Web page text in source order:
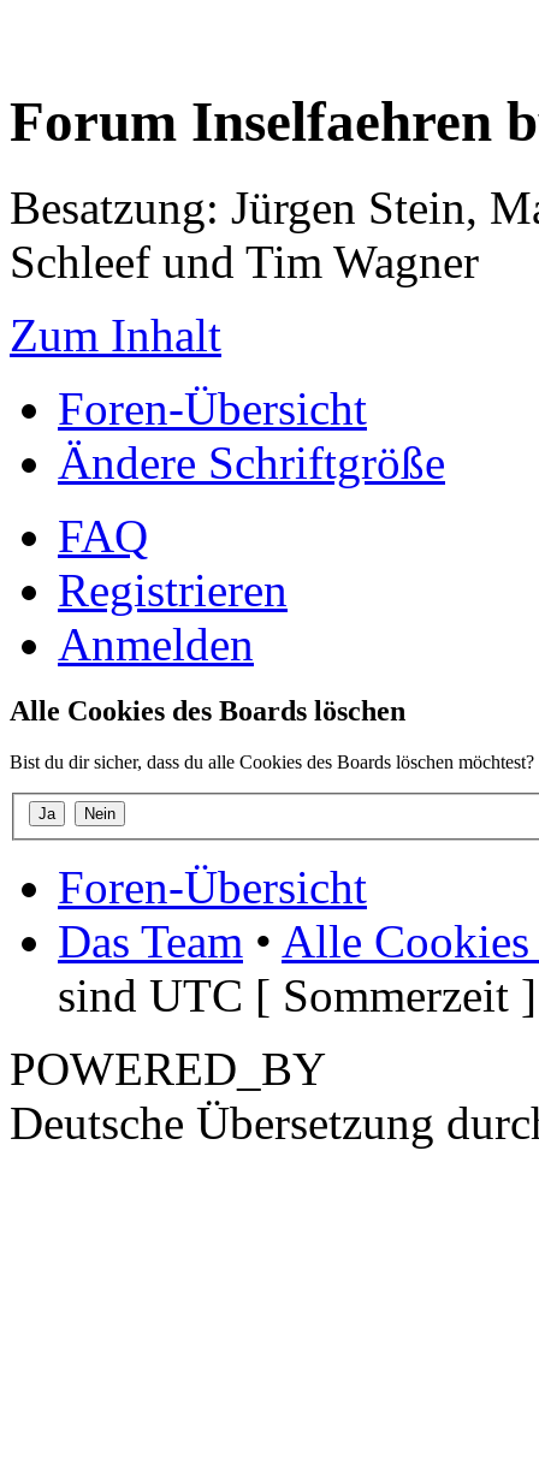
Forum Inselfaehren
Besatzung: Jürgen Stein,
Schleef und Tim Wagner
Zum Inhalt
Foren-Übersicht
Ändere Schriftgröße
FAQ
Registrieren
Anmelden
Alle Cookies des Boards löschen
Bist du dir sicher, dass du alle Cookies des Boards löschen möchtest?
Foren-Übersicht
Das Team • Alle Cookies
sind UTC [ Sommerzeit ]
POWERED_BY
Deutsche Übersetzung